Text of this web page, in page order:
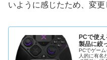
いように感じたため、変更
PCで使
製品に絞
PCでゲー
人的に有名